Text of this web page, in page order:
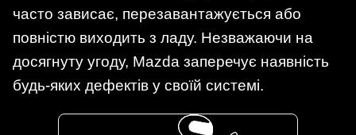
часто зависає, перезавантажується або
повністю виходить з ладу. Незважаючи на
досягнуту угоду, Mazda заперечує наявність
будь-яких дефектів у своїй системі.